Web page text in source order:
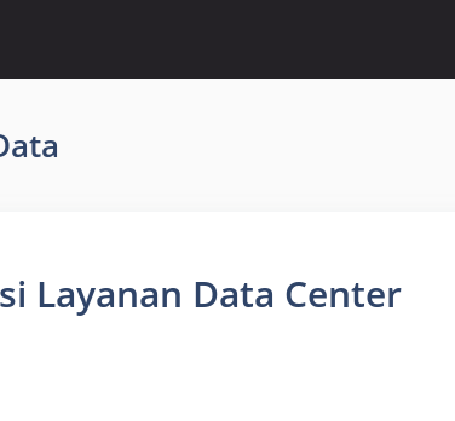
Layanan Data Center